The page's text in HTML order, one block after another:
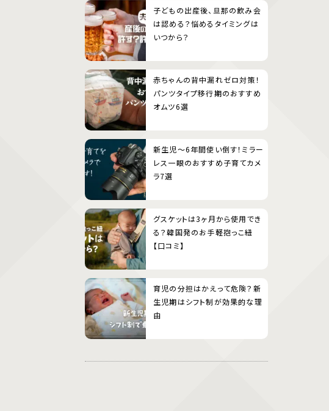
子どもの出産後、旦那の飲み会
は認める？悩めるタイミングは
いつから？
赤ちゃんの背中漏れゼロ対策！
パンツタイプ移行期のおすすめ
オムツ6選
新生児〜6年間使い倒す！ミラー
レス一眼のおすすめ子育てカメ
ラ7選
グスケットは3ヶ月から使用でき
る？韓国発のお手軽抱っこ紐
【口コミ】
育児の分担はかえって危険？新
生児期はシフト制が効果的な理
由